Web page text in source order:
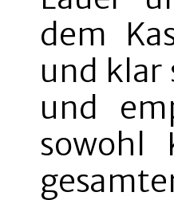
dem
und klar
und
sowohl